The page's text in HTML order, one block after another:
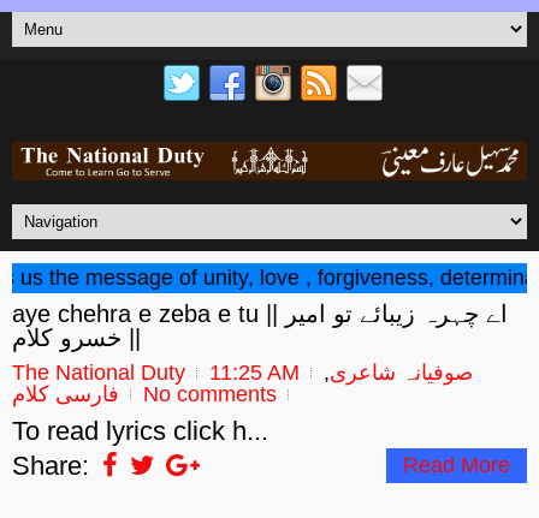
the message of unity, love , forgiveness,
aye chehra e zeba e tu || اے چہرہ زیبائے تو امیر
The National Duty 11:25 AM صوفیانہ شاعری,
فارسی کلام
No comments
To read lyrics click h...
Share:
Read More